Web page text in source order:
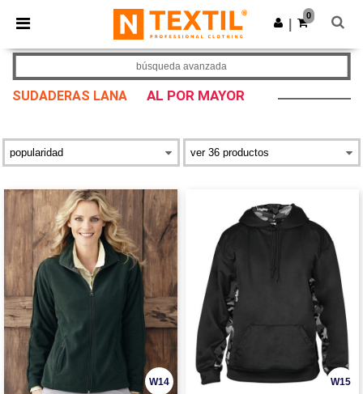
× App de Ntextil
¡Mejores precios en app!
Descargar app
0
SUDADERAS LANA AL POR MAYOR
búsqueda avanzada
W14 W15